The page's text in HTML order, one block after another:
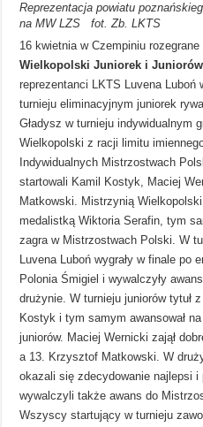
Reprezentacja powiatu
na MW LZS fot. Zb. LKTS
16 kwietnia w Czempiniu rozegrane
Wielkopolski Juniorek i Juniorów
reprezentanci LKTS Luvena Luboń
turnieju eliminacyjnym juniorek
Gładysz w turnieju indywidualnym
Wielkopolski z racji limitu
Indywidualnych Mistrzostwach
startowali Kamil Kostyk, Maciej
Matkowski. Mistrzynią
medalistką Wiktoria Serafin, tym
zagra w Mistrzostwach Polski. W
Luvena Luboń wygrały w finale po
Polonia Śmigiel i wywalczyły
drużynie. W turnieju juniorów tytuł z
Kostyk i tym samym awansował
juniorów. Maciej Wernicki zajął
a 13. Krzysztof Matkowski. W
okazali się zdecydowanie najlepsi i
wywalczyli także awans do
Wszyscy startujący w turnieju